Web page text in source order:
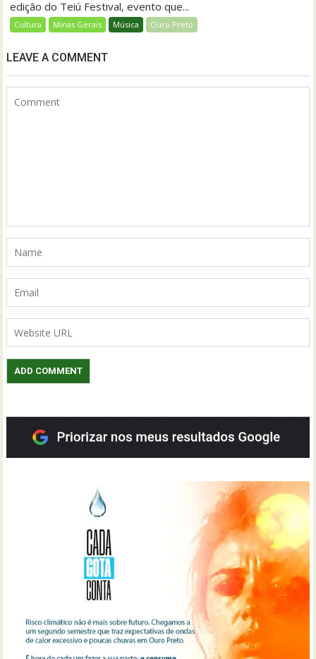
edição do Teiú Festival, evento que...
Cultura Minas Gerais Música Ouro Preto
LEAVE A COMMENT